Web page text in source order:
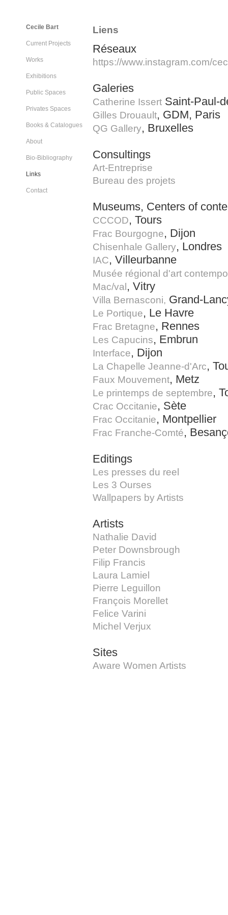
Cecile Bart
Current Projects
Works
Exhibitions
Public Spaces
Privates Spaces
Books & Catalogues
About
Bio-Bibliography
Links
Contact
Liens
Réseaux
https://www.instagram.com/
Galeries
Catherine Issert Saint-Paul-
Gilles Drouault, GDM, Paris
QG Gallery, Bruxelles
Consultings
Art-Entreprise
Bureau des projets
Museums, Centers of
CCCOD, Tours
Frac Bourgogne, Dijon
Chisenhale Gallery, Londres
IAC, Villeurbanne
Musée régional d'art
Mac/val, Vitry
Villa Bernasconi, Grand-
Le Portique, Le Havre
Frac Bretagne, Rennes
Les Capucins, Embrun
Interface, Dijon
La Chapelle Jeanne-d'Arc,
Faux Mouvement, Metz
Le printemps de septembre,
Crac Occitanie, Sète
Frac Occitanie, Montpellier
Frac Franche-Comté,
Editings
Les presses du reel
Les 3 Ourses
Wallpapers by Artists
Artists
Nathalie David
Peter Downsbrough
Filip Francis
Laura Lamiel
Pierre Leguillon
François Morellet
Felice Varini
Michel Verjux
Sites
Aware Women Artists